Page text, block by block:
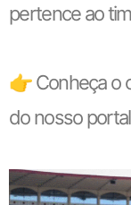
pertence ao
👉 Conheça o
do nosso